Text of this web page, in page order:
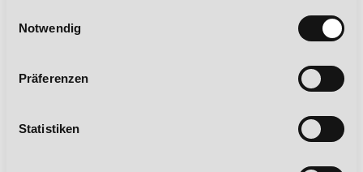
Notwendig
Präferenzen
Statistiken
Dipl. Oecotrophologie
Du möchtest mehr über dieses Thema
erfahren? Dann empfehlen wir dir